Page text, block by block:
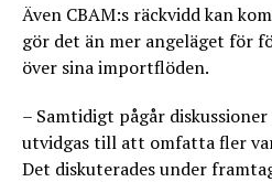
Även CBAM:s räckvidd kan
gör det än mer angeläget för
över sina importflöden.
– Samtidigt pågår
utvidgas till att omfatta fler
Det diskuterades under